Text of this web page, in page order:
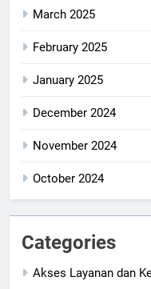
March 2025
February 2025
January 2025
December 2024
November 2024
October 2024
Categories
Akses Layanan dan